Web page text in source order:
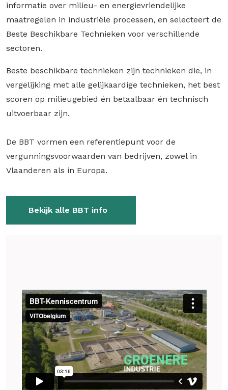
informatie over milieu- en energievriendelijke
maatregelen in industriële processen, en selecteert de
Beste Beschikbare Technieken voor verschillende
sectoren.
Beste beschikbare technieken zijn technieken die, in
vergelijking met alle gelijkaardige technieken, het best
scoren op milieugebied én betaalbaar én technisch
uitvoerbaar zijn.
De BBT vormen een referentiepunt voor de
vergunningsvoorwaarden van bedrijven, zowel in
Vlaanderen als in Europa.
Bekijk alle BBT info